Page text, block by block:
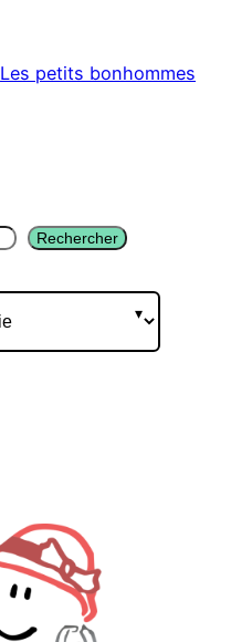
Les petits bonhommes
Rechercher